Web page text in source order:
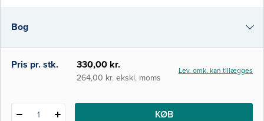
perspektiver frem med det formål at invitere
læseren til at reflektere over egne
handlinger
Bog
i-bog
Pris pr. stk. 330,00 kr.
264,00 kr. ekskl. moms
Lev. omk. kan tillægges
1 KØB